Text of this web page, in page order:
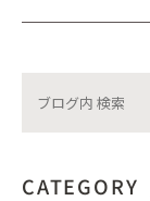
CATEGORY